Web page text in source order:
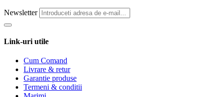
Newsletter
Link-uri utile
Cum Comand
Livrare & retur
Garantie produse
Termeni & conditii